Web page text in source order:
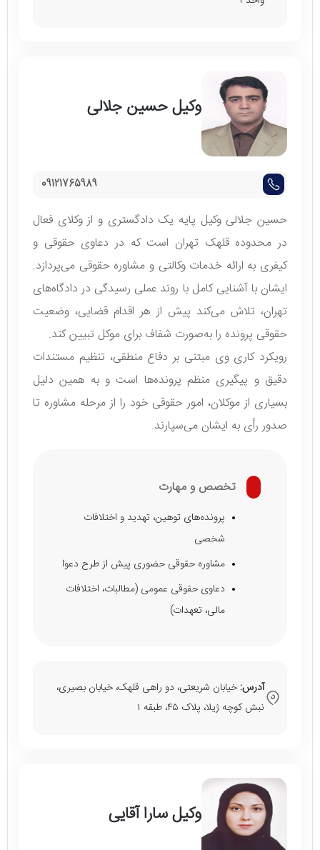
وکیل حسین جلالی
09121765989
حسین جلالی وکیل پایه یک دادگستری و از وکلای فعال
در محدوده قلهک تهران است که در دعاوی حقوقی و
کیفری به ارائه خدمات وکالتی و مشاوره حقوقی می‌پردازد.
ایشان با آشنایی کامل با روند عملی رسیدگی در دادگاه‌های
تهران، تلاش می‌کند پیش از هر اقدام قضایی، وضعیت
حقوقی پرونده را به‌صورت شفاف برای موکل تبیین کند.
رویکرد کاری وی مبتنی بر دفاع منطقی، تنظیم مستندات
دقیق و پیگیری منظم پرونده‌ها است و به همین دلیل
بسیاری از موکلان، امور حقوقی خود را از مرحله مشاوره تا
صدور رأی به ایشان می‌سپارند.
تخصص و مهارت
پرونده‌های توهین، تهدید و اختلافات
شخصی
مشاوره حقوقی حضوری پیش از طرح دعوا
دعاوی حقوقی عمومی (مطالبات، اختلافات
مالی، تعهدات)
آدرس: خیابان شریعتی، دو راهی قلهک، خیابان بصیری،
نبش کوچه ژیلا، پلاک ۴۵، طبقه ۱
وکیل سارا آقایی